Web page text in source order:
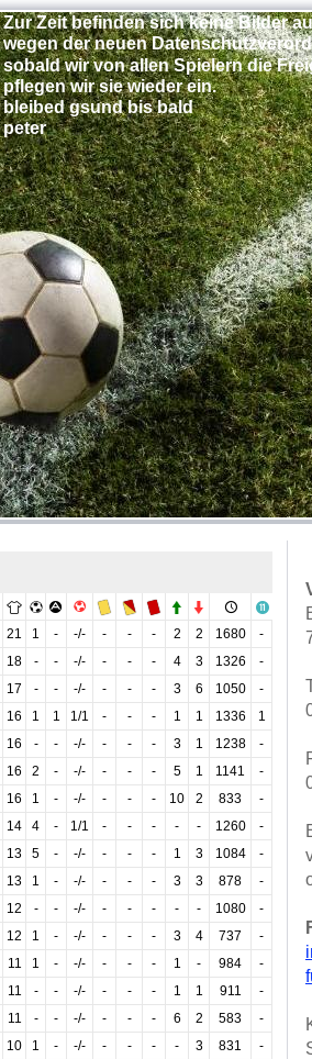
Zur Zeit befinden sich keine Bilder
wegen der neuen
sobald wir von allen Spielern die
pflegen wir sie wieder ein.
bleibed gsund bis bald
peter
21 1 - -/- - - - 2 2 1680
-
18 - - -/- - - - 4 3 1326
-
17 - - -/- - - - 3 6 1050
-
16 1 1 1/1 - - - 1 1 1336
1
16 - - -/- - - - 3 1 1238
-
16 2 - -/- - - - 5 1 1141
-
16 1 - -/- - - - 10 2 833
-
14 4 - 1/1 - - - - - 1260
-
13 5 - -/- - - - 1 3 1084
-
13 1 - -/- - - - 3 3 878
-
12 - - -/- - - - - - 1080
-
12 1 - -/- - - - 3 4 737
-
11 1 - -/- - - - 1 - 984
-
11 - - -/- - - - 1 1 911
-
11 - - -/- - - - 6 2 583
-
10 1 - -/- - - - - 3 831
-